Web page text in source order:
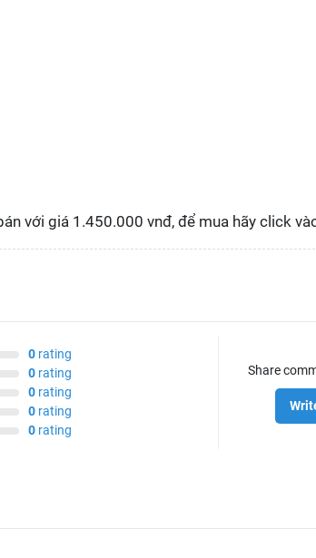
với giá 1.450.000 vnđ, để mua hãy click
0 rating
0 rating
0 rating
0 rating
0 rating
Share